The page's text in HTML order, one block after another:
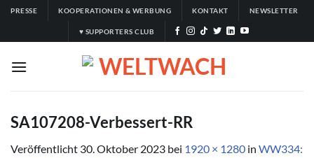
Zum
springen
PRESSE KOOPERATIONEN & WERBUNG KONTAKT NEWSLETTER
♥ SUPPORTERS CLUB
SA107208-Verbessert-RR
Veröffentlicht 30. Oktober 2023 bei 1920 × 1280 in WW334: